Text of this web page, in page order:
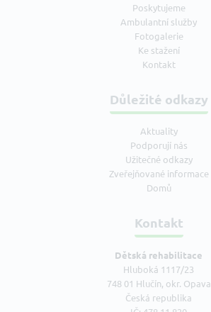
Poskytujeme
Ambulantní služby
Fotogalerie
Ke stažení
Kontakt
Důležité odkazy
Aktuality
Podporují nás
Užitečné odkazy
Zveřejňované informace
Domů
Kontakt
Dětská rehabilitace
Hluboká 1117/23
748 01 Hlučín, okr. Opava
Česká republika